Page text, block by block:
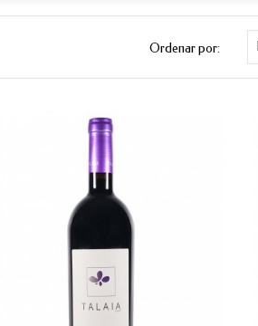
Ordenar por: